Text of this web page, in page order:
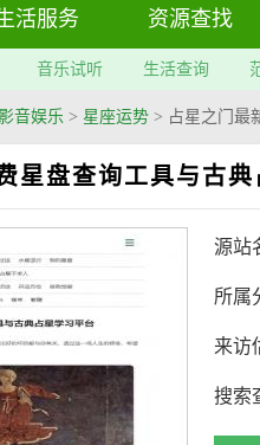
活服务 资源查找
音乐试听 生活查询
影音娱乐 > 星座运势 > 占星之门最
星盘查询工具与古
源站
所属
来访
搜索